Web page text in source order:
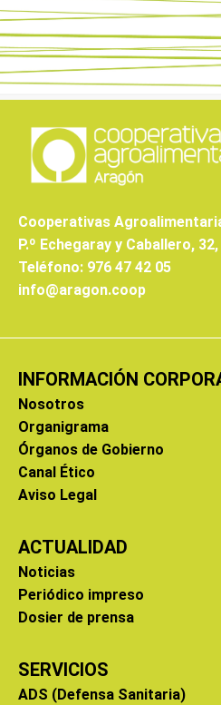
Cooperativas
P.º Echegaray y Caballero,
Teléfono: 976 47 42 05
info@aragon.coop
INFORMACIÓN
Nosotros
Organigrama
Órganos de Gobierno
Canal Ético
Aviso Legal
ACTUALIDAD
Noticias
Periódico impreso
Dosier de prensa
SERVICIOS
ADS (Defensa Sanitaria)